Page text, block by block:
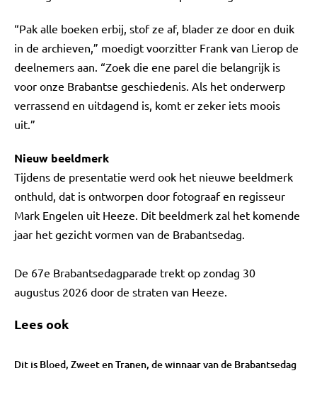
“Pak alle boeken erbij, stof ze af, blader ze door en duik
in de archieven,” moedigt voorzitter Frank van Lierop de
deelnemers aan. “Zoek die ene parel die belangrijk is
voor onze Brabantse geschiedenis. Als het onderwerp
verrassend en uitdagend is, komt er zeker iets moois
uit.”
Nieuw beeldmerk
Tijdens de presentatie werd ook het nieuwe beeldmerk
onthuld, dat is ontworpen door fotograaf en regisseur
Mark Engelen uit Heeze. Dit beeldmerk zal het komende
jaar het gezicht vormen van de Brabantsedag.
De 67e Brabantsedagparade trekt op zondag 30
augustus 2026 door de straten van Heeze.
Lees ook
Dit is Bloed, Zweet en Tranen, de winnaar van de Brabantsedag